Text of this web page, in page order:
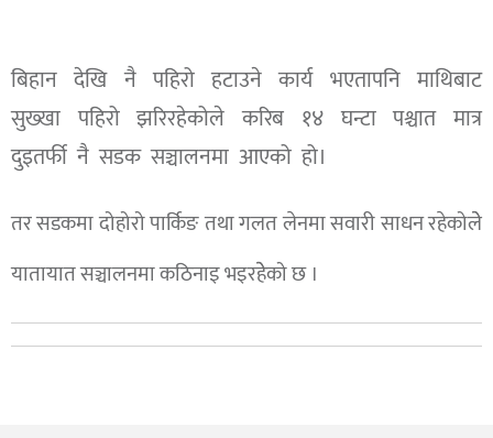
बिहान देखि नै पहिरो हटाउने कार्य भएतापनि माथिबाट
सुख्खा पहिरो झरिरहेकोले करिब १४ घन्टा पश्चात मात्र
दुइतर्फी नै सडक सञ्चालनमा आएको हो।
तर सडकमा दोहोरो पार्किङ तथा गलत लेनमा सवारी साधन रहेकोलेे
यातायात सञ्चालनमा कठिनाइ भइरहेेको छ ।